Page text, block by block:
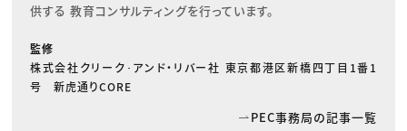
供する 教育コンサルティングを行っています。
監修
株式会社クリーク･アンド・リバー社 東京都港区新橋四丁目1番1
号 新虎通りCORE
PEC事務局の記事一覧